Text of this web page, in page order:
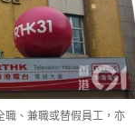
、兼職或替假員工，亦